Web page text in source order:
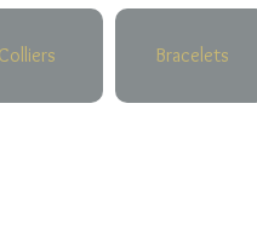
Colliers Bracelets